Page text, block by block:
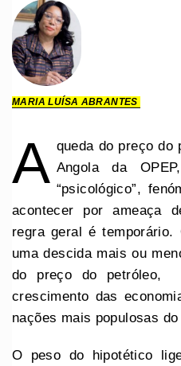
MARIA LUÍSA ABRANTES
A queda do preço do
Angola da
“psicológico”,
acontecer por ameaça
regra geral é
uma descida mais ou
do preço do petróleo,
crescimento das
nações mais populosas do
O peso do hipotético